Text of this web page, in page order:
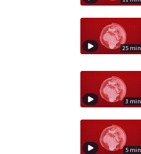
25 min
3 min
5 min